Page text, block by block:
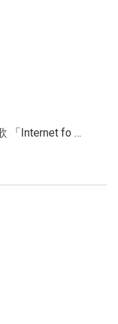
「Internet fo …